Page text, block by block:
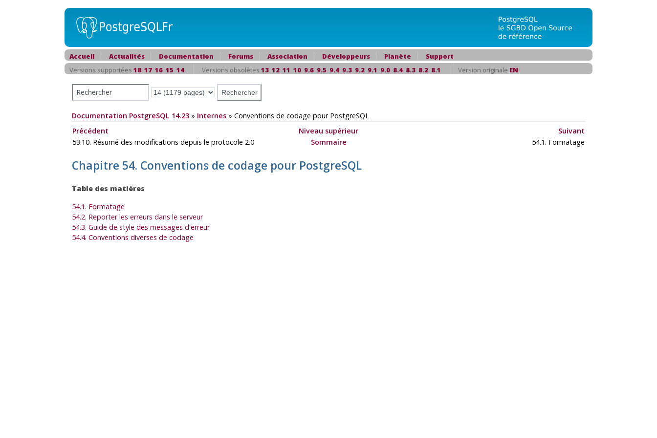
Accueil Actualités Documentation Forums Association Développeurs Planète
Support
Versions supportées 18 17 16 15 14 Versions obsolètes 13 12 11 10 9.6 9.5 9.4 9.3 9.2 9.1 9.0 8.4 8.3 8.2 8.1 Version originale EN
Documentation PostgreSQL 14.23 » Internes » Conventions de codage pour PostgreSQL
Précédent
Niveau supérieur
Suivant
53.10. Résumé des modifications depuis le protocole 2.0
Sommaire 54.1. Formatage
Chapitre 54. Conventions de codage pour PostgreSQL
Table des matières
54.1. Formatage
54.2. Reporter les erreurs dans le serveur
54.3. Guide de style des messages d'erreur
54.4. Conventions diverses de codage